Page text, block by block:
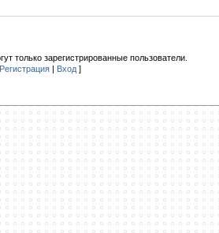
только зарегистрированные пользователи.
Регистрация | Вход ]